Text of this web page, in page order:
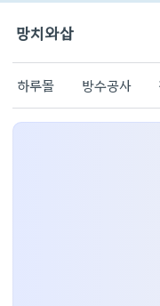
망치와삽
하루몰 방수공사